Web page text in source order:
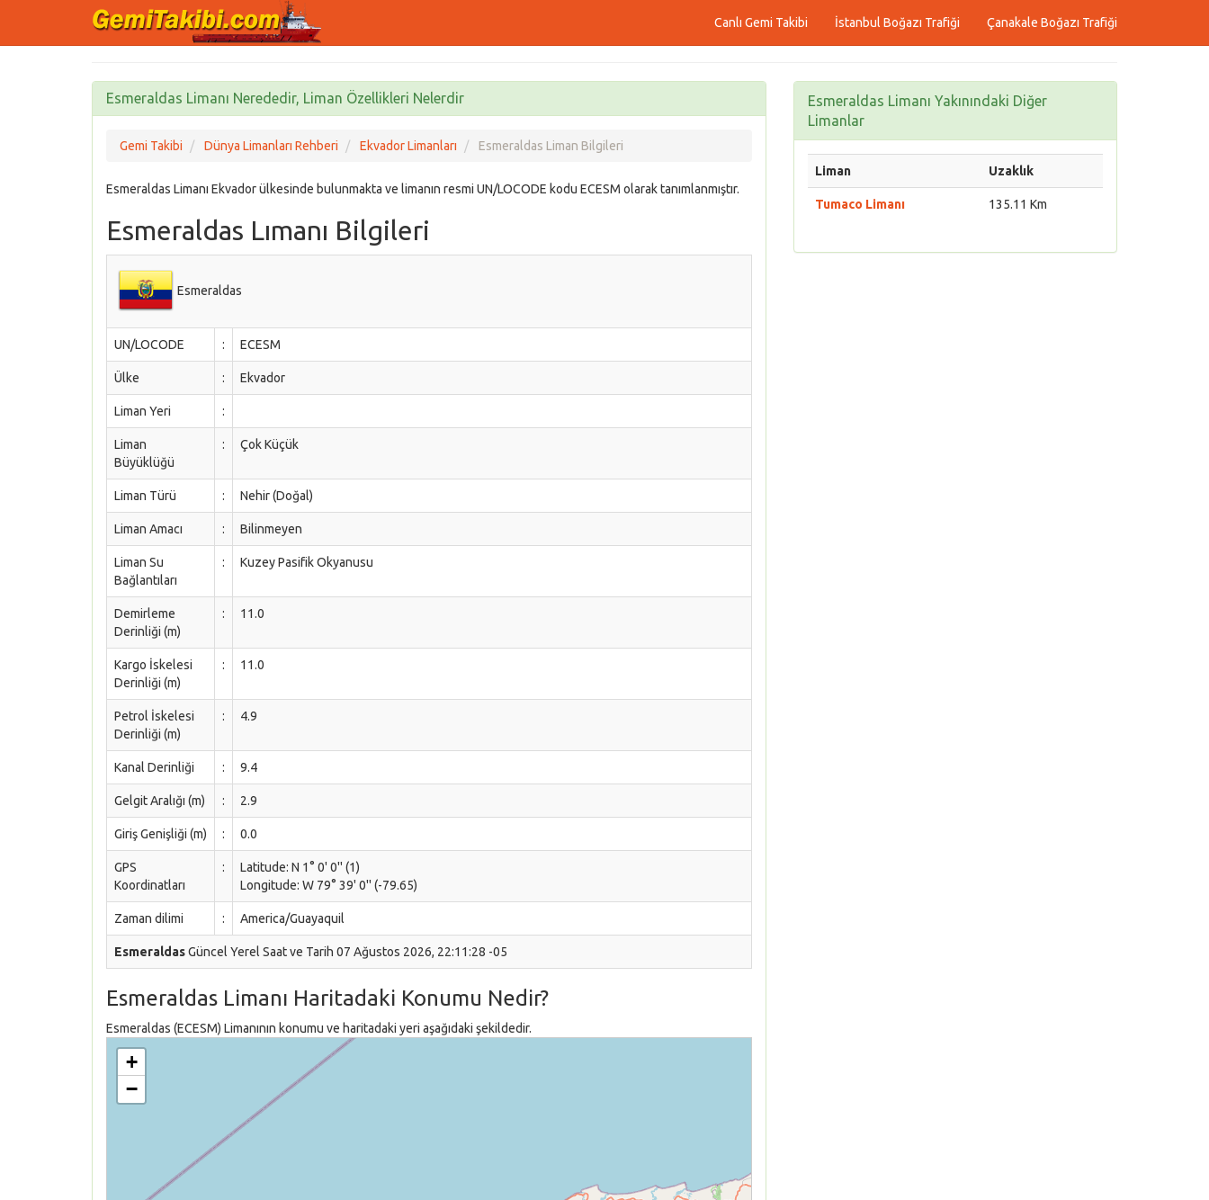
Canlı Gemi Takibi İstanbul Boğazı Trafiği Çanakale Boğazı Trafiği
Esmeraldas Limanı Nerededir, Liman Özellikleri Nelerdir
Gemi Takibi Dünya Limanları Rehberi Ekvador Limanları Esmeraldas Liman Bilgileri
Esmeraldas Limanı Ekvador ülkesinde bulunmakta ve limanın resmi UN/LOCODE kodu ECESM olarak tanımlanmıştır.
Esmeraldas Lımanı Bilgileri
Esmeraldas
UN/LOCODE : ECESM
Ülke : Ekvador
Liman Yeri :
Liman
Büyüklüğü
: Çok Küçük
Liman Türü : Nehir (Doğal)
Liman Amacı : Bilinmeyen
Liman Su
Bağlantıları
: Kuzey Pasifik Okyanusu
Demirleme
Derinliği (m)
: 11.0
Kargo İskelesi
Derinliği (m)
: 11.0
Petrol İskelesi
Derinliği (m)
: 4.9
Kanal Derinliği : 9.4
Gelgit Aralığı (m) : 2.9
Giriş Genişliği (m) : 0.0
GPS
Koordinatları
:
Latitude: N 1° 0' 0'' (1)
Longitude: W 79° 39' 0'' (-79.65)
Zaman dilimi : America/Guayaquil
EsmeraldasGüncel Yerel Saat ve Tarih 07 Ağustos 2026, 22:11:28 -05
Esmeraldas Limanı Haritadaki Konumu Nedir?
Esmeraldas (ECESM) Limanının konumu ve haritadaki yeri aşağıdaki şekildedir.
+
−
Esmeraldas Limanı Yakınındaki Diğer
Limanlar
Liman Uzaklık
Tumaco Limanı 135.11 Km